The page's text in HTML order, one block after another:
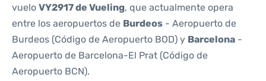
vuelo VY2917 de Vueling, que actualmente opera
entre los aeropuertos de Burdeos - Aeropuerto de
Burdeos (Código de Aeropuerto BOD) y Barcelona -
Aeropuerto de Barcelona-El Prat (Código de
Aeropuerto BCN).